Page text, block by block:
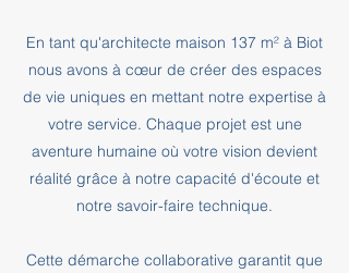
En tant qu'architecte maison 137 m² à Biot
nous avons à cœur de créer des espaces
de vie uniques en mettant notre expertise à
votre service. Chaque projet est une
aventure humaine où votre vision devient
réalité grâce à notre capacité d'écoute et
notre savoir-faire technique.
Cette démarche collaborative garantit que